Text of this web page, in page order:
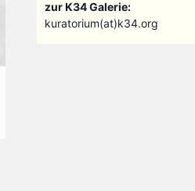
zur K34 Galerie:
kuratorium(at)k34.org